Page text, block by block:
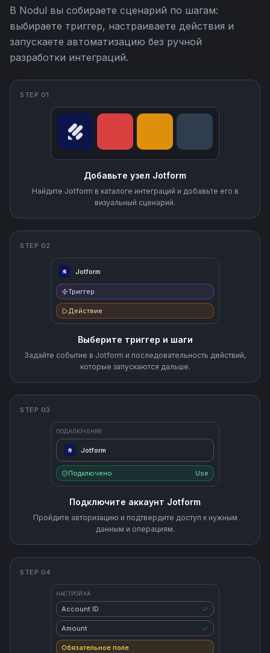
В Nodul вы собираете сценарий по шагам:
выбираете триггер, настраиваете действия и
запускаете автоматизацию без ручной
разработки интеграций.
STEP 01
Добавьте узел Jotform
Найдите Jotform в каталоге интеграций и добавьте его в
визуальный сценарий.
STEP 02
Jotform
Триггер
Действие
Выберите триггер и шаги
Задайте событие в Jotform и последовательность действий,
которые запускаются дальше.
STEP 03
ПОДКЛЮЧЕНИЕ
Jotform
Подключено Use
Подключите аккаунт Jotform
Пройдите авторизацию и подтвердите доступ к нужным
данным и операциям.
STEP 04
НАСТРОЙКА
Account ID
Amount
Обязательное поле